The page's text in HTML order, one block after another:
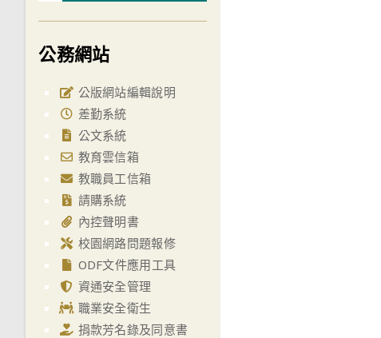
公務網站
公版網站編輯說明
差勤系統
公文系統
教育雲信箱
教職員工信箱
請購系統
內控聲明書
校園網路問題報修
ODF文件應用工具
資通安全管理
職業安全衛生
捐款芳名錄及同意書